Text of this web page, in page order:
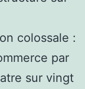
colossale :
par
sur vingt